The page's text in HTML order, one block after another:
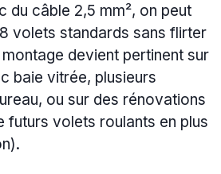
du câble 2,5 mm², on peut
8 volets standards sans flirter
devient pertinent sur
baie vitrée, plusieurs
ou sur des rénovations
futurs volets roulants en plus